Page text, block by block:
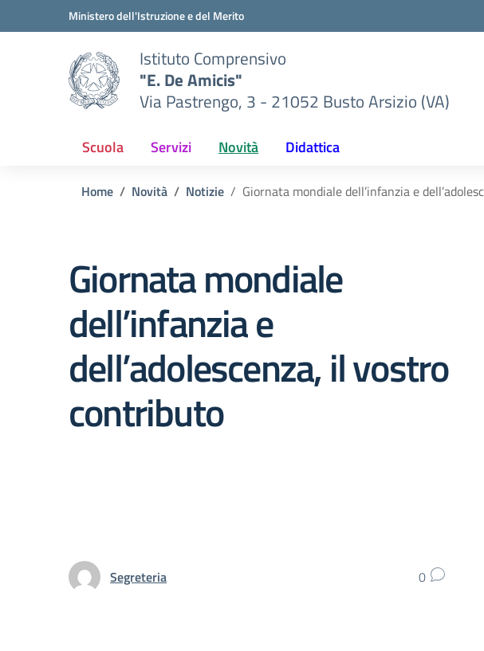
Vai ai contenuti
Vai al menu di navigazioneMinistero dell'Istruzione e del Merito
Istituto Comprensivo
"E. De Amicis"
Via Pastrengo, 3 - 21052 Busto Arsizio (VA)
Scuola Servizi Novità Didattica
Home Novità Notizie Giornata mondiale dell’infanzia e
Giornata mondiale
dell’infanzia e
dell’adolescenza, il vostro
contributo
Segreteria 0